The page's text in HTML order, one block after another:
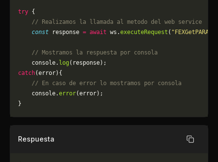
try {
    // Realizamos la llamada al metodo del web service
    const
response = await ws.executeRequest (
    // Mostramos la respuesta por consola
    console.
log (response);
catch(error){
    // En caso de error lo mostramos por consola
	console.
error(error);
}
Respuesta Copiar